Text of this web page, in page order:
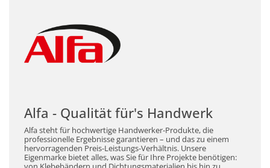
Alfa - Qualität für's Handwerk
Alfa steht für hochwertige Handwerker-Produkte, die
professionelle Ergebnisse garantieren – und das zu einem
hervorragenden Preis-Leistungs-Verhältnis. Unsere
Eigenmarke bietet alles, was Sie für Ihre Projekte benötigen: